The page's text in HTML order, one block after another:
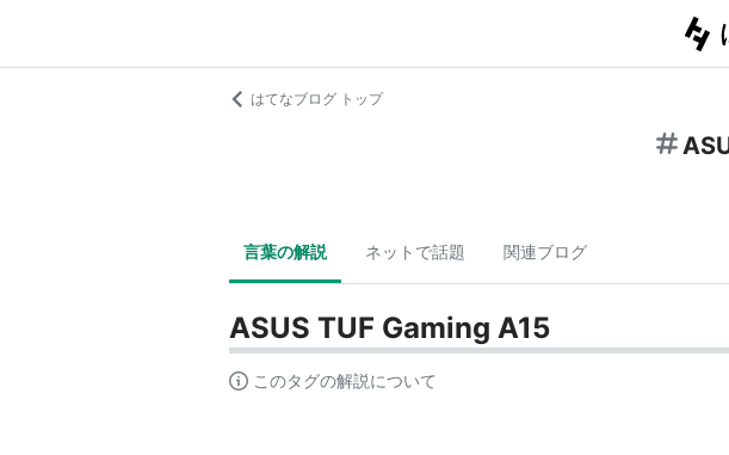
はてなブログ トップ
言葉の解説 ネットで話題 関連ブログ
ASUS TUF Gaming A15
このタグの解説について